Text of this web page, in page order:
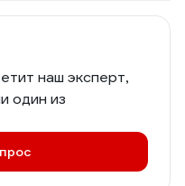
наш эксперт,
один из